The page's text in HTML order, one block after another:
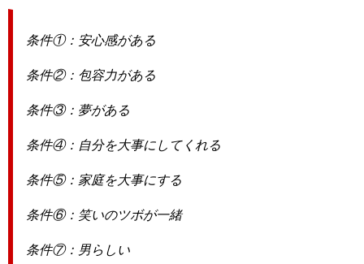
条件①：安心感がある
条件②：包容力がある
条件③：夢がある
条件④：自分を大事にしてくれる
条件⑤：家庭を大事にする
条件⑥：笑いのツボが一緒
条件⑦：男らしい